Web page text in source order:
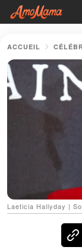
ACCUEIL
Laeticia Hallyday |